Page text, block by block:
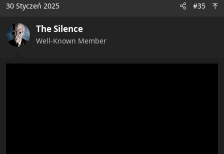
30 Styczeń 2025 #35
The Silence
Well-Known Member